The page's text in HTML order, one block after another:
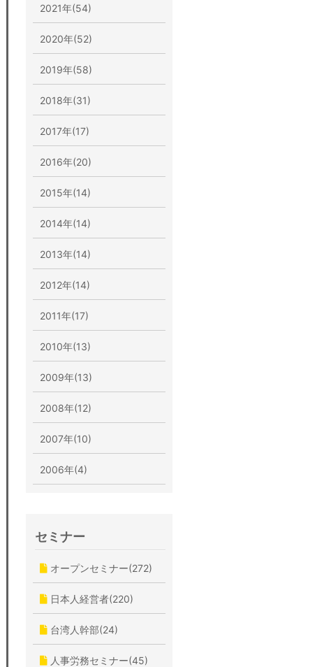
2021年(54)
2020年(52)
2019年(58)
2018年(31)
2017年(17)
2016年(20)
2015年(14)
2014年(14)
2013年(14)
2012年(14)
2011年(17)
2010年(13)
2009年(13)
2008年(12)
2007年(10)
2006年(4)
セミナー
オープンセミナー(272)
日本人経営者(220)
台湾人幹部(24)
人事労務セミナー(45)